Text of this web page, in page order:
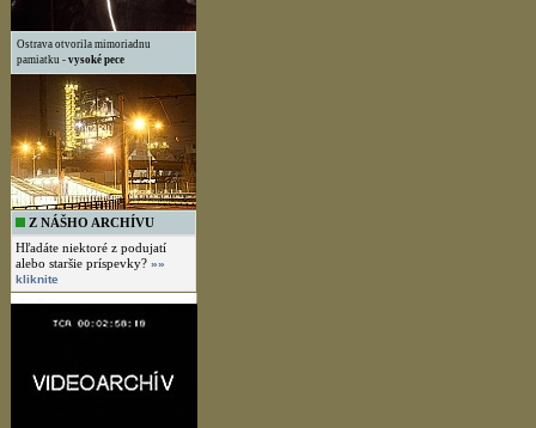
Ostrava otvorila mimoriadnu
pamiatku - vysoké pece
Z NÁŠHO ARCHÍVU
Hľadáte niektoré z podujatí
alebo staršie príspevky? »»
kliknite